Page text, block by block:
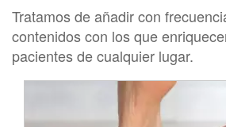
Tratamos de añadir con
contenidos con los que
pacientes de cualquier lugar.